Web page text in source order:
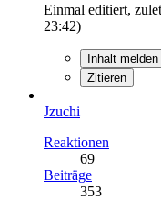
Einmal editiert,
23:42)
Inhalt melden
Zitieren
Jzuchi
Reaktionen
69
Beiträge
353